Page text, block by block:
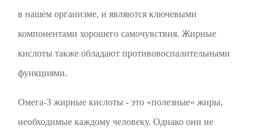
в нашем организме, и являются ключевыми
компонентами хорошего самочувствия. Жирные
кислоты также обладают противовоспалительными
функциями.
Омега-3 жирные кислоты - это «полезные» жиры,
необходимые каждому человеку. Однако они не